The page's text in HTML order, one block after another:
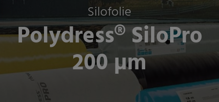
Silofolie
Polydress® SiloPro
200 µm